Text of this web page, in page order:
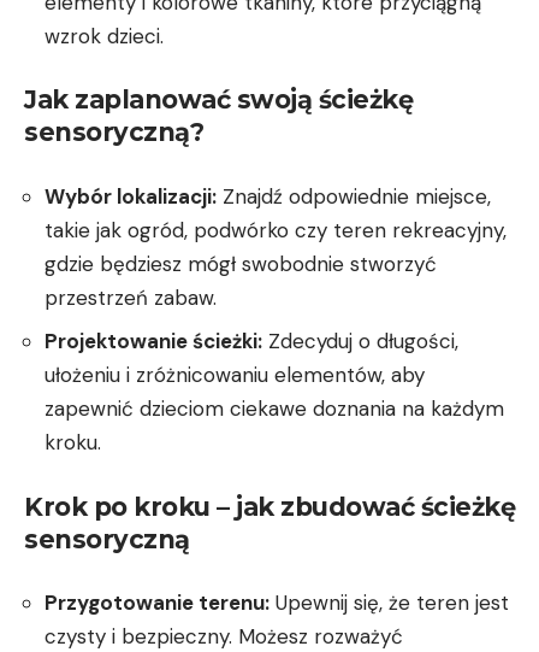
wzrok dzieci.
Jak zaplanować swoją ścieżkę
sensoryczną?
Wybór lokalizacji: Znajdź odpowiednie miejsce,
takie jak ogród, podwórko czy teren rekreacyjny,
gdzie będziesz mógł swobodnie stworzyć
przestrzeń zabaw.
Projektowanie ścieżki: Zdecyduj o długości,
ułożeniu i zróżnicowaniu elementów, aby
zapewnić dzieciom ciekawe doznania na każdym
kroku.
Krok po kroku – jak zbudować ścieżkę
sensoryczną
Przygotowanie terenu: Upewnij się, że teren jest
czysty i bezpieczny. Możesz rozważyć